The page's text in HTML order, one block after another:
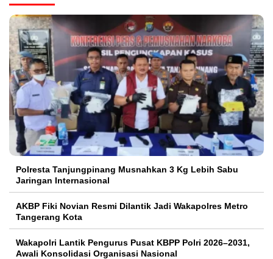
Polresta Tanjungpinang Musnahkan 3 Kg Lebih Sabu
Jaringan Internasional
AKBP Fiki Novian Resmi Dilantik Jadi Wakapolres Metro
Tangerang Kota
Wakapolri Lantik Pengurus Pusat KBPP Polri 2026–2031,
Awali Konsolidasi Organisasi Nasional